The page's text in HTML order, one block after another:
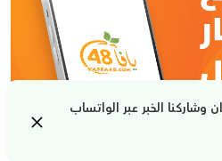
وشاركنا الخبر عبر الواتساب